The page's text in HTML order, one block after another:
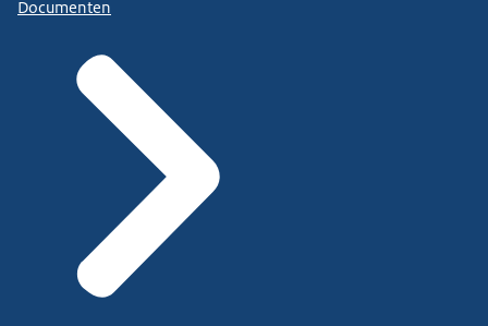
Documenten